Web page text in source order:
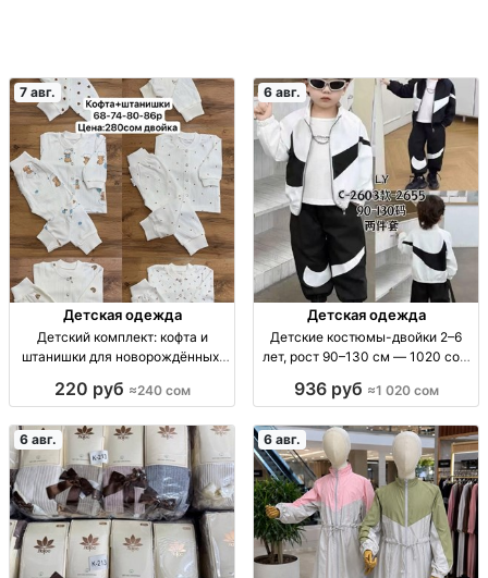
7 авг.
Детская одежда
Детский комплект: кофта и
штанишки для новорождённых,
комплект 2 пр.: кофта + штаны, р-
220 руб ≈240 сом
6 авг.
Детская одежда
Детские костюмы-двойки 2–6
лет, рост 90–130 см — 1020 сом
рост 90–130 см, пр-во Китай.
936 руб ≈1 020 сом
6 авг. 6 авг.